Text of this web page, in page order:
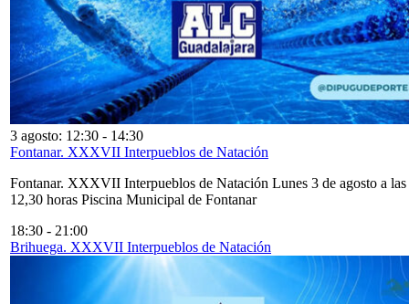
3 agosto: 12:30 - 14:30
Fontanar. XXXVII Interpueblos de Natación
Fontanar. XXXVII Interpueblos de Natación Lunes 3 de agosto a las
12,30 horas Piscina Municipal de Fontanar
18:30 - 21:00
Brihuega. XXXVII Interpueblos de Natación